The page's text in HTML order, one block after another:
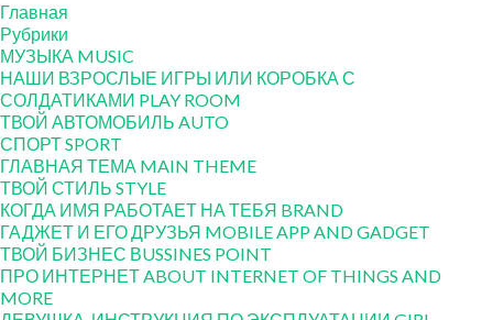
Главная
Рубрики
МУЗЫКА MUSIC
НАШИ ВЗРОСЛЫЕ ИГРЫ ИЛИ КОРОБКА С
СОЛДАТИКАМИ PLAY ROOM
ТВОЙ АВТОМОБИЛЬ AUTO
СПОРТ SPORT
ГЛАВНАЯ ТЕМА MAIN THEME
ТВОЙ СТИЛЬ STYLE
КОГДА ИМЯ РАБОТАЕТ НА ТЕБЯ BRAND
ГАДЖЕТ И ЕГО ДРУЗЬЯ MOBILE APP AND GADGET
ТВОЙ БИЗНЕС ВUSSINES POINT
ПРО ИНТЕРНЕТ ABOUT INTERNET OF THINGS AND
MORE